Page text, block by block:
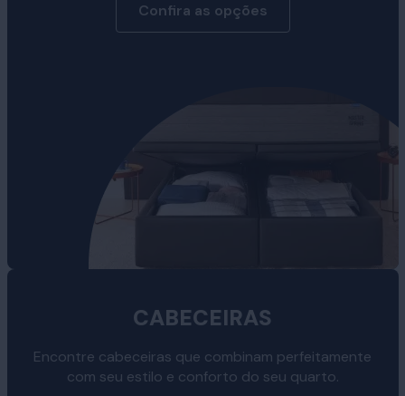
Confira as opções
CABECEIRAS
Encontre cabeceiras que combinam perfeitamente
com seu estilo e conforto do seu quarto.